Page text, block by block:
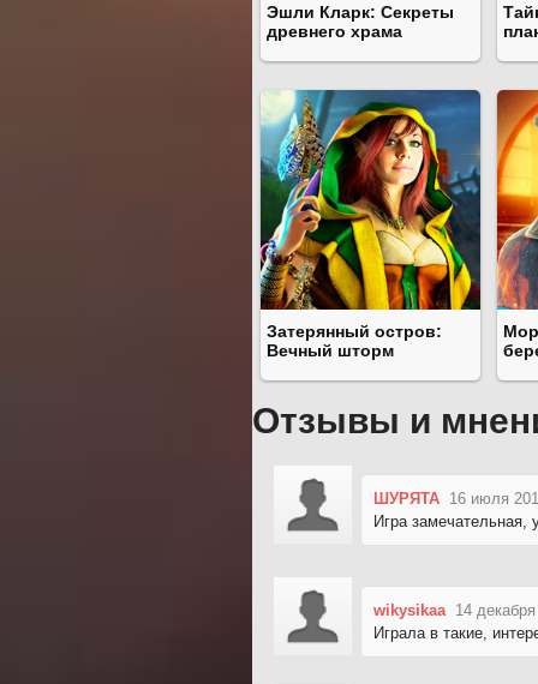
Эшли Кларк: Секреты
древнего храма
Затерянный остров:
Вечный шторм
Отзывы и
ШУРЯТА 16 июля
Игра замечательная,
wikysikaa 14
Играла в такие,